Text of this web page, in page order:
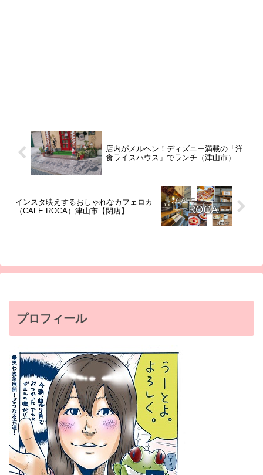
店内がメルヘン！ディズニー満載の「洋
食ライスハウス」でランチ（津山市）
インスタ映えするおしゃれなカフェロカ
（CAFE ROCA）津山市【閉店】
プロフィール